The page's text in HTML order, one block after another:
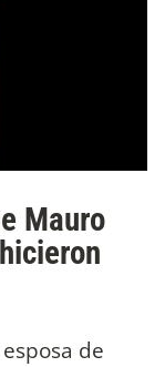
Mauro
de